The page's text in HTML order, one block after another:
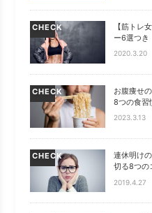
CHECK
【筋トレ
ー6選つき
2020.3.20
CHECK
お腹痩せ
8つの食習
2023.3.13
CHECK
連休明け
切る8つの
2019.4.27